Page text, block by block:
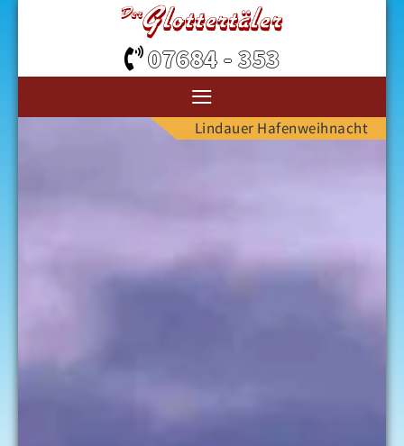
07684 - 353
≡
Lindauer Hafenweihnacht